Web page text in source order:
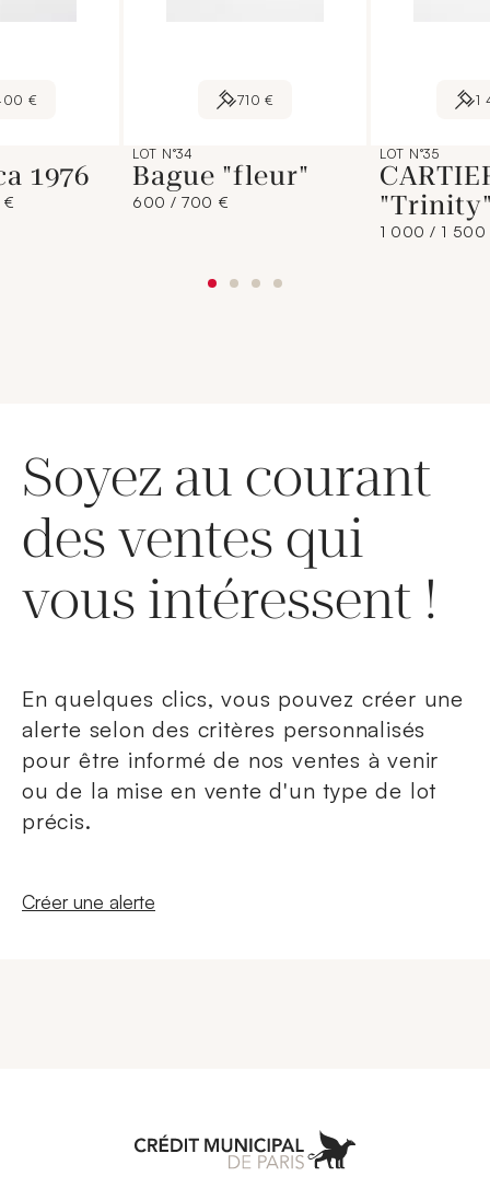
€
1976
710 €
LOT N°34
Bague "fleur"
600 / 700 €
1
LOT N°35
1 000 / 1 500
Soyez au courant
des ventes qui
vous intéressent !
En quelques clics, vous pouvez créer une
alerte selon des critères personnalisés
pour être informé de nos ventes à venir
ou de la mise en vente d'un type de lot
précis.
Nouvelle fenêtre
Créer une alerte